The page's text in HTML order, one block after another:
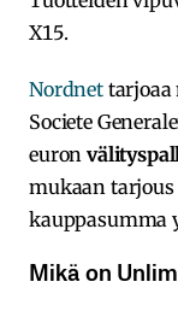
X15.
Nordnettarjoaa
Societe
euron
mukaan tarjous
kauppasumma
Mikä on